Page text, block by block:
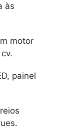
às
motor
painel